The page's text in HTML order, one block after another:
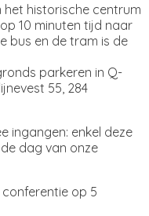
het historische centrum
10 minuten tijd naar
bus en de tram is de
parkeren in Q-
55, 284
ingangen: enkel deze
dag van onze
op 5